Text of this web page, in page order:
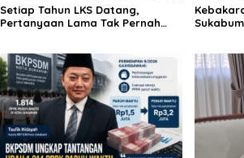
Setiap Tahun LKS Datang,
Pertanyaan Lama Tak Pernah